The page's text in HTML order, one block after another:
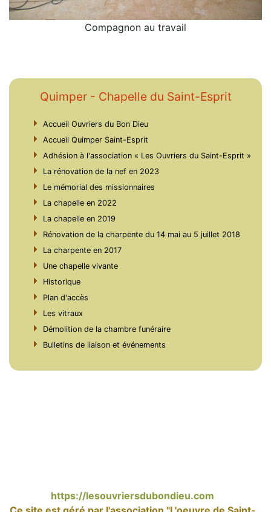
Compagnon au travail
Quimper - Chapelle du Saint-Esprit
Accueil Ouvriers du Bon Dieu
Accueil Quimper Saint-Esprit
Adhésion à l'association « Les Ouvriers du Saint-Esprit »
La rénovation de la nef en 2023
Le mémorial des missionnaires
La chapelle en 2022
La chapelle en 2019
Rénovation de la charpente du 14 mai au 5 juillet 2018
La charpente en 2017
Une chapelle vivante
Historique
Plan d'accès
Les vitraux
Démolition de la chambre funéraire
Bulletins de liaison et événements
https://lesouvriersdubondieu.com